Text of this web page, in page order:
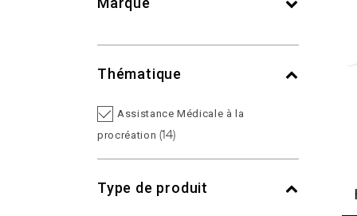
Thématique
Assistance Médicale à la
procréation (14)
Type de produit